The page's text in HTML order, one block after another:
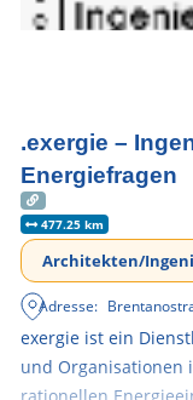
.exergie –
Energiefragen
477.25 km
Architekten/
Adresse:
exergie ist ein
und Organisationen